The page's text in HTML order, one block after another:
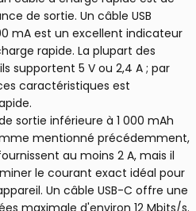
de sortie. Un câble USB
mA est un excellent indicateur
rapide. La plupart des
supportent 5 V ou 2,4 A ; par
caractéristiques est
sortie inférieure à 1 000 mAh
mentionné précédemment,
au moins 2 A, mais il
le courant exact idéal pour
Un câble USB-C offre une